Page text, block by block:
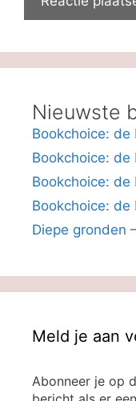
Nieuwste
Bookchoice:
Bookchoice:
Bookchoice:
Bookchoice:
Diepe gronden
Meld je aan
Abonneer je op